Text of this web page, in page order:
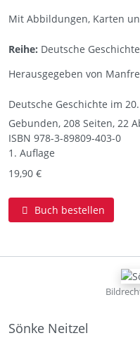
Mit Abbildungen, Karten
Reihe: Deutsche
Herausgegeben von
Deutsche Geschichte im
Gebunden, 208 Seiten, 22
ISBN 978-3-89809-403-0
1. Auflage
19,90 €
Buch bestellen
Sönke Neitzel